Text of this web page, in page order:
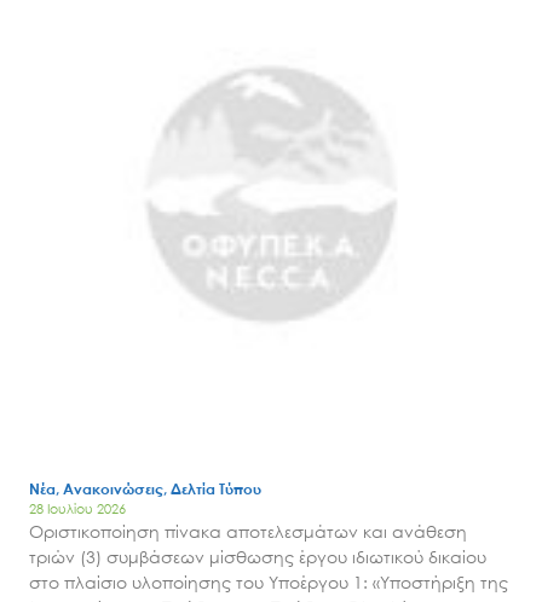
Νέα, Ανακοινώσεις, Δελτία Τύπου
28 Ιουλίου 2026
Οριστικοποίηση πίνακα αποτελεσμάτων και ανάθεση
τριών (3) συμβάσεων μίσθωσης έργου ιδιωτικού δικαίου
στο πλαίσιο υλοποίησης του Υποέργου 1: «Υποστήριξη της